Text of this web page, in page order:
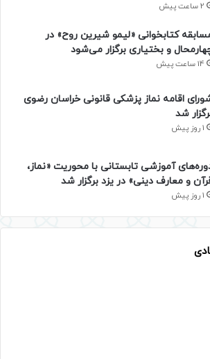
2 ساعت پیش
کتابخوانی «لیمو شیرین روح» در
و بختیاری برگزار می‌شود
14 ساعت پیش
اقامه نماز پزشکی قانونی خراسان رضوی
شد
1 روز پیش
آموزشی تابستانی با محوریت «نماز،
و معارف دینی» در یزد برگزار شد
1 روز پیش